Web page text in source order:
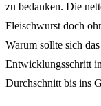
zu bedanken. Die
Fleischwurst doch
Warum sollte sich
Entwicklungsschritt
Durchschnitt bis ins